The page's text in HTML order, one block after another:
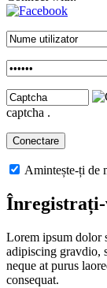
captcha .
Amintește-ți de
Înregistrați-
Lorem ipsum dolor
adipiscing gravdio,
neque at purus
consequat.